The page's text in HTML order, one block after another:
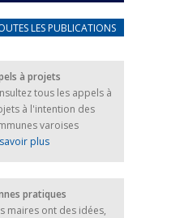
les réfugiés
LES PUBLICATIONS
à projets
tous les appels à
à l'intention des
varoises
plus
pratiques
maires ont des idées,